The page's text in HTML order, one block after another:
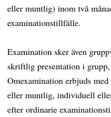
eller muntlig) inom två
examinationstillfälle.
Examination sker även
skriftlig presentation i
Omexamination erbjuds
eller muntlig, individuell
efter ordinarie